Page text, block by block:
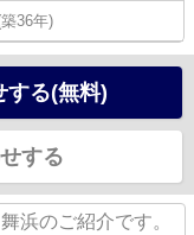
36年)
する(無料)
する
浜のご紹介です。